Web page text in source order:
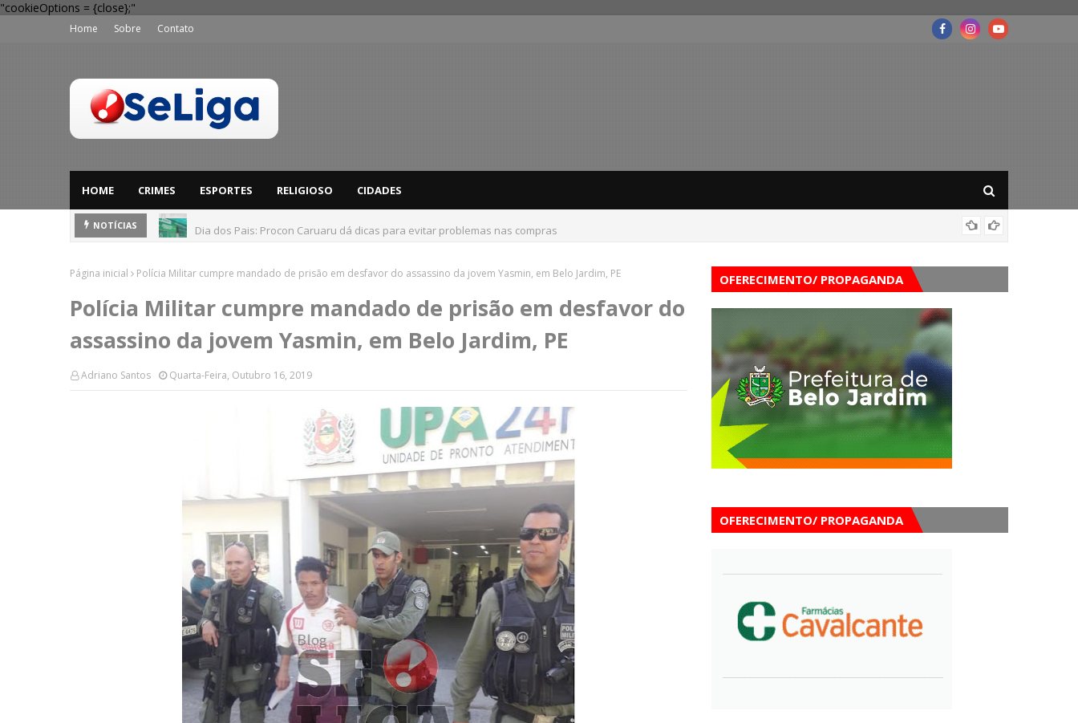
"cookieOptions = {close};"
Home Sobre Contato
HOME CRIMES ESPORTES RELIGIOSO CIDADES
NOTÍCIAS Dia dos Pais: Procon Caruaru dá dicas para evitar problemas nas compras
Página inicial Polícia Militar cumpre mandado de prisão em desfavor do assassino da jovem Yasmin, em Belo Jardim, PE
Polícia Militar cumpre mandado de prisão em desfavor do
assassino da jovem Yasmin, em Belo Jardim, PE
Adriano Santos Quarta-Feira, Outubro 16, 2019
OFERECIMENTO/ PROPAGANDA
OFERECIMENTO/ PROPAGANDA